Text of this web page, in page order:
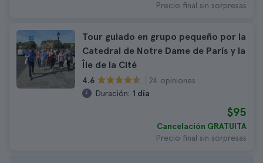
Precio final sin sorpresas
Tour guiado en grupo pequeño por la
Catedral de Notre Dame de París y la
Île de la Cité
4.6
24 opiniones
Duración: 1 día
$95
Cancelación GRATUITA
Precio final sin sorpresas